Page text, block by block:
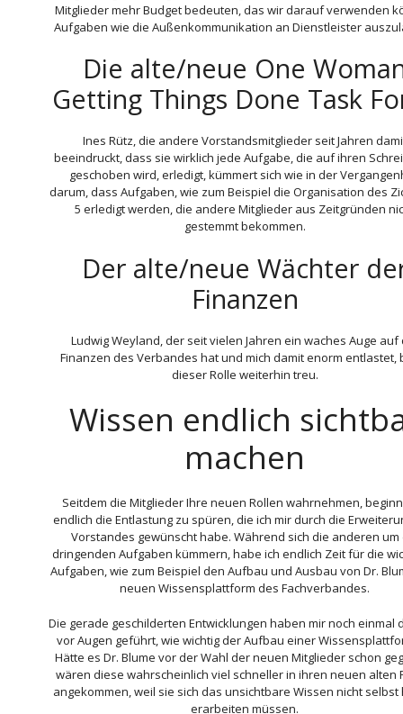
Mitglieder mehr Budget bedeuten, das wir darauf verwenden
Aufgaben wie die Außenkommunikation an Dienstleister
Die alte/neue One
Getting Things Done Task
Ines Rütz, die andere Vorstandsmitglieder seit Jahren
beeindruckt, dass sie wirklich jede Aufgabe, die auf ihren
geschoben wird, erledigt, kümmert sich wie in der
darum, dass Aufgaben, wie zum Beispiel die Organisation des
5 erledigt werden, die andere Mitglieder aus Zeitgründen
gestemmt bekommen.
Der alte/neue Wächter
Finanzen
Ludwig Weyland, der seit vielen Jahren ein waches Auge auf
Finanzen des Verbandes hat und mich damit enorm entlastet,
dieser Rolle weiterhin treu.
Wissen endlich
machen
Seitdem die Mitglieder Ihre neuen Rollen wahrnehmen,
endlich die Entlastung zu spüren, die ich mir durch die
Vorstandes gewünscht habe. Während sich die anderen um
dringenden Aufgaben kümmern, habe ich endlich Zeit für die
Aufgaben, wie zum Beispiel den Aufbau und Ausbau von Dr.
neuen Wissensplattform des Fachverbandes.
Die gerade geschilderten Entwicklungen haben mir noch einmal
vor Augen geführt, wie wichtig der Aufbau einer
Hätte es Dr. Blume vor der Wahl der neuen Mitglieder schon
wären diese wahrscheinlich viel schneller in ihren neuen alten
angekommen, weil sie sich das unsichtbare Wissen nicht selbst
erarbeiten müssen.